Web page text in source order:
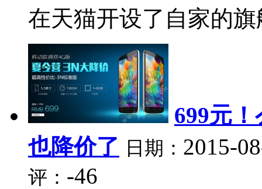
在天猫开设了自家的旗
699元
也降价了 日期： 2015-
评： -46